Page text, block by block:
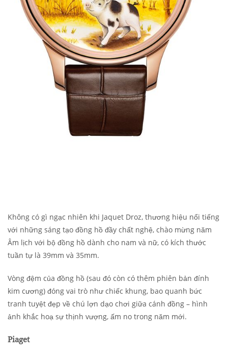
Không có gì ngạc nhiên khi Jaquet Droz, thương hiệu nổi tiếng
với những sáng tạo đồng hồ đầy chất nghệ, chào mừng năm
Âm lịch với bộ đồng hồ dành cho nam và nữ, có kích thước
tuần tự là 39mm và 35mm.
Vòng đệm của đồng hồ (sau đó còn có thêm phiên bản đính
kim cương) đóng vai trò như chiếc khung, bao quanh bức
tranh tuyệt đẹp về chú lợn dạo chơi giữa cánh đồng – hình
ảnh khắc hoạ sự thịnh vượng, ấm no trong năm mới.
Piaget